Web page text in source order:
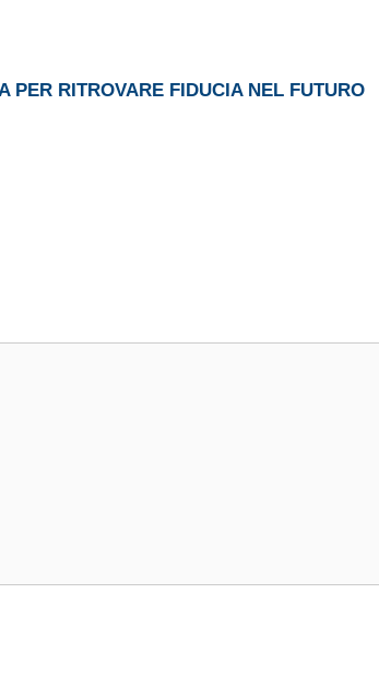
PER RITROVARE FIDUCIA NEL FUTURO